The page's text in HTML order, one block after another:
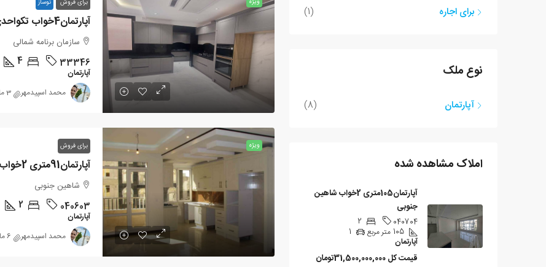
برای فروش نوساز
آپارتمان4خواب تکواحدی کوی کیهان
سازمان برنامه شمالی
33346
4
آپارتمان
محمد اسپیدمهر 3 ماه پیش
ویژه برای فروش
آپارتمان91متری 2خواب شاهین جنوبی
شاهین جنوبی
040603
2
آپارتمان
محمد اسپیدمهر 6 ماه پیش
برای اجاره
(1)
نوع ملک
آپارتمان (8)
املاک مشاهده شده
آپارتمان105متری 2خواب شاهین
جنوبی
040704
2
105 متر مربع
1
آپارتمان
قیمت کل